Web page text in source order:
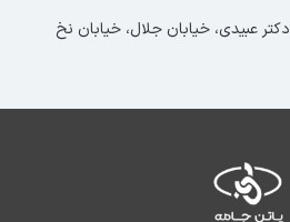
دکتر عبیدی، خیابان جلال، خیابان نخ